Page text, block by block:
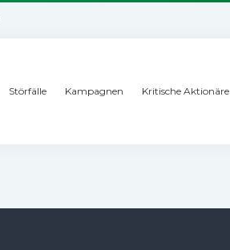
Störfälle Kampagnen Kritische Aktionäre